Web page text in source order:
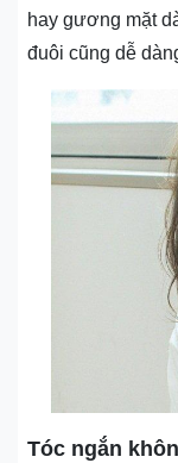
hay gương mặt
đuôi cũng dễ
Tóc ngắn